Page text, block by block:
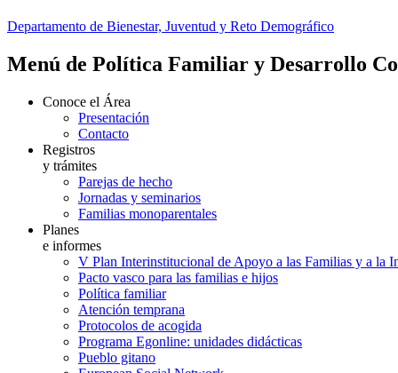
Departamento de Bienestar, Juventud y Reto Demográfico
Menú de Política Familiar y Desarrollo
Conoce el Área
Presentación
Contacto
Registros
y trámites
Parejas de hecho
Jornadas y seminarios
Familias monoparentales
Planes
e informes
V Plan Interinstitucional de Apoyo a las Familias y a la
Pacto vasco para las familias e hijos
Política familiar
Atención temprana
Protocolos de acogida
Programa Egonline: unidades didácticas
Pueblo gitano